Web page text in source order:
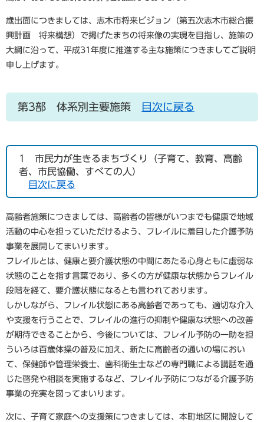
歳出面につきましては、志木市将来ビジョン（第五次志木市総合振
興計画 将来構想）で掲げたまちの将来像の実現を目指し、施策の
大綱に沿って、平成31年度に推進する主な施策につきましてご説明
申し上げます。
第3部 体系別主要施策 目次に戻る
1 市民力が生きるまちづくり（子育て、教育、高齢
者、市民協働、すべての人）
目次に戻る
高齢者施策につきましては、高齢者の皆様がいつまでも健康で地域
活動の中心を担っていただけるよう、フレイルに着目した介護予防
事業を展開してまいります。
フレイルとは、健康と要介護状態の中間にあたる心身ともに虚弱な
状態のことを指す言葉であり、多くの方が健康な状態からフレイル
段階を経て、要介護状態になるとも言われております。
しかしながら、フレイル状態にある高齢者であっても、適切な介入
や支援を行うことで、フレイルの進行の抑制や健康な状態への改善
が期待できることから、今後については、フレイル予防の一助を担
ういろは百歳体操の普及に加え、新たに高齢者の通いの場におい
て、保健師や管理栄養士、歯科衛生士などの専門職による講話を通
じた啓発や相談を実施するなど、フレイル予防につながる介護予防
事業の充実を図ってまいります。
次に、子育て家庭への支援策につきましては、本町地区に開設して